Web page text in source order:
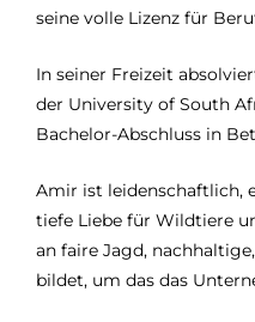
seine volle Lizenz für
In seiner Freizeit
der University of South
Bachelor-Abschluss in
Amir ist leidenschaftlich,
tiefe Liebe für Wildtiere
an faire Jagd,
bildet, um das das